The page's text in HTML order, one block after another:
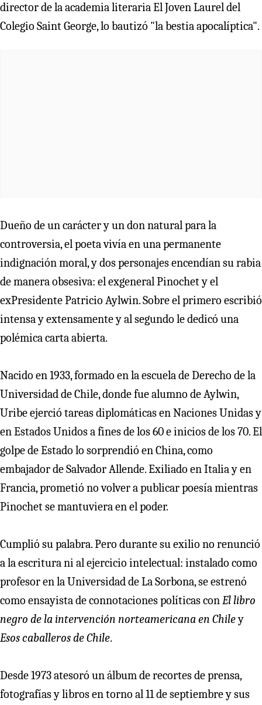
director de la academia literaria El Joven Laurel del
Colegio Saint George, lo bautizó "la bestia apocalíptica".
Dueño de un carácter y un don natural para la
controversia, el poeta vivía en una permanente
indignación moral, y dos personajes encendían su rabia
de manera obsesiva: el exgeneral Pinochet y el
exPresidente Patricio Aylwin. Sobre el primero escribió
intensa y extensamente y al segundo le dedicó una
polémica carta abierta.
Nacido en 1933, formado en la escuela de Derecho de la
Universidad de Chile, donde fue alumno de Aylwin,
Uribe ejerció tareas diplomáticas en Naciones Unidas y
en Estados Unidos a fines de los 60 e inicios de los 70. El
golpe de Estado lo sorprendió en China, como
embajador de Salvador Allende. Exiliado en Italia y en
Francia, prometió no volver a publicar poesía mientras
Pinochet se mantuviera en el poder.
Cumplió su palabra. Pero durante su exilio no renunció
a la escritura ni al ejercicio intelectual: instalado como
profesor en la Universidad de La Sorbona, se estrenó
como ensayista de connotaciones políticas conEl libro
negro de la intervención norteamericana en Chiley
Esos caballeros de Chile.
Desde 1973 atesoró un álbum de recortes de prensa,
fotografías y libros en torno al 11 de septiembre y sus